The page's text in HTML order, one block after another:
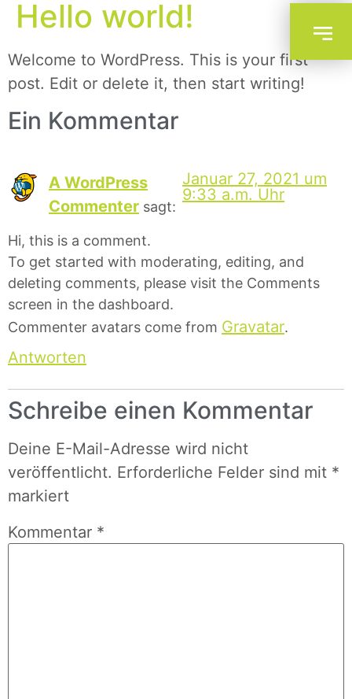
Hello world!
Welcome to WordPress. This is your first
post. Edit or delete it, then start writing!
Ein Kommentar
A WordPress
Commenter sagt:
Januar 27, 2021 um
9:33 a.m. Uhr
Hi, this is a comment.
To get started with moderating, editing, and
deleting comments, please visit the Comments
screen in the dashboard.
Commenter avatars come from Gravatar.
Antworten
Schreibe einen Kommentar
Deine E-Mail-Adresse wird nicht
veröffentlicht. Erforderliche Felder sind mit *
markiert
Kommentar *